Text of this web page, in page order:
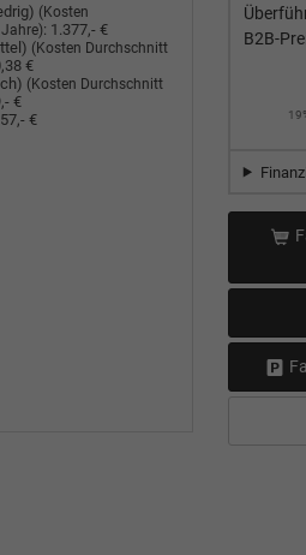
B2B-
(Kosten
: 1.377,- €
(Kosten Durchschnitt
€
(Kosten Durchschnitt
€
€